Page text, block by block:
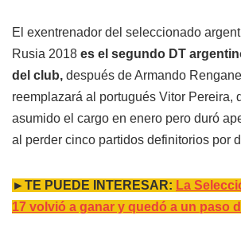
El exentrenador del seleccionado
Rusia 2018 es el segundo DT
del club, después de Armando
reemplazará al portugués Vitor Pereira,
asumido el cargo en enero pero duró
al perder cinco partidos definitorios por
►TE PUEDE INTERESAR: La
17 volvió a ganar y quedó a un paso